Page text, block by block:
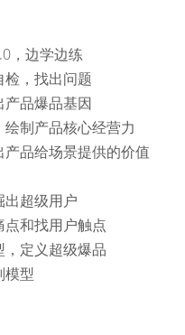
，边学边练
，找出问题
品爆品基因
制产品核心经营力
品给场景提供的价值
出超级用户
和找用户触点
定义超级爆品
模型